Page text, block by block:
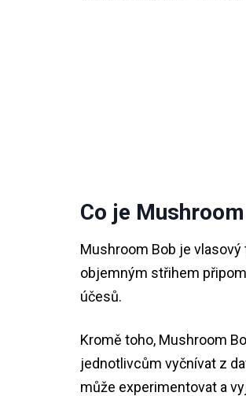
Co je
Mushroom Bob je
objemným střihem
účesů.
Kromě toho, Mushroom
jednotlivcům vyčnívat z
může experimentovat a